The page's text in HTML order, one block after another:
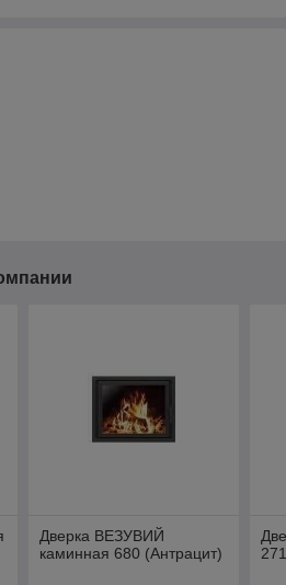
Дверка ВЕЗУВИЙ
каминная 680 (Антрацит)